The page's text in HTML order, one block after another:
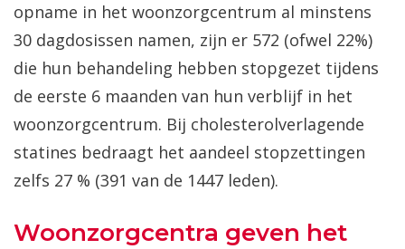
opname in het woonzorgcentrum al minstens
30 dagdosissen namen, zijn er 572 (ofwel 22%)
die hun behandeling hebben stopgezet tijdens
de eerste 6 maanden van hun verblijf in het
woonzorgcentrum. Bij cholesterolverlagende
statines bedraagt het aandeel stopzettingen
zelfs 27 % (391 van de 1447 leden).
Woonzorgcentra geven het